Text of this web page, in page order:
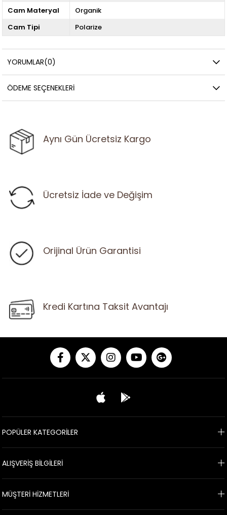
Cam Materyal
Organik
Cam Tipi
Polarize
YORUMLAR(0)
ÖDEME SEÇENEKLERI
Aynı Gün Ücretsiz Kargo
Ücretsiz İade ve Değişim
Orijinal Ürün Garantisi
Kredi Kartına Taksit Avantajı
POPÜLER KATEGORİLER
ALIŞVERİŞ BİLGİLERİ
MÜŞTERİ HİZMETLERİ